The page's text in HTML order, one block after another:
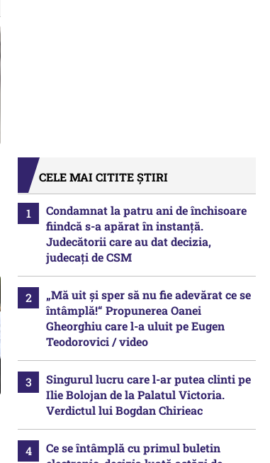
CELE MAI CITITE ȘTIRI
Condamnat la patru ani de închisoare
fiindcă s-a apărat în instanță.
Judecătorii care au dat decizia,
judecați de CSM
„Mă uit și sper să nu fie adevărat ce se
întâmplă!“ Propunerea Oanei
Gheorghiu care l-a uluit pe Eugen
Teodorovici / video
Singurul lucru care l-ar putea clinti pe
Ilie Bolojan de la Palatul Victoria.
Verdictul lui Bogdan Chirieac
Ce se întâmplă cu primul buletin